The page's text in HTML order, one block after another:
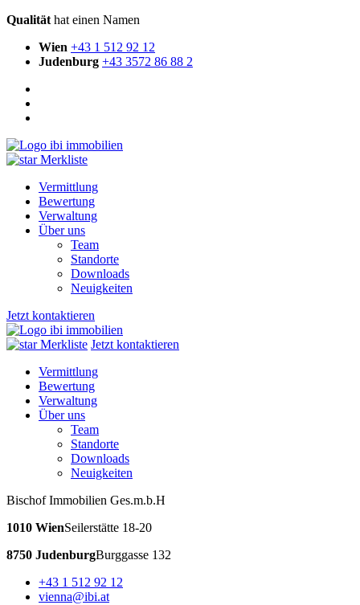
Qualität hat einen Namen
Wien +43 1 512 92 12
Judenburg +43 3572 86 88 2
Merkliste
Vermittlung
Bewertung
Verwaltung
Über uns
Team
Standorte
Downloads
Neuigkeiten
Jetzt kontaktieren
Merkliste Jetzt kontaktieren
Vermittlung
Bewertung
Verwaltung
Über uns
Team
Standorte
Downloads
Neuigkeiten
Bischof Immobilien Ges.m.b.H
1010 WienSeilerstätte 18-20
8750 JudenburgBurggasse 132
+43 1 512 92 12
vienna@ibi.at